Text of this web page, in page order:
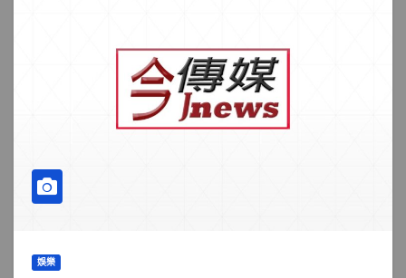
娛樂